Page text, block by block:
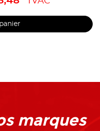
marques